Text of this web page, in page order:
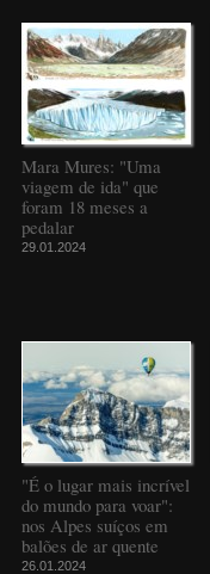
Mara Mures: "Uma
viagem de ida" que
foram 18 meses a
pedalar
29.01.2024
"É o lugar mais incrível
do mundo para voar":
nos Alpes suíços em
balões de ar quente
26.01.2024